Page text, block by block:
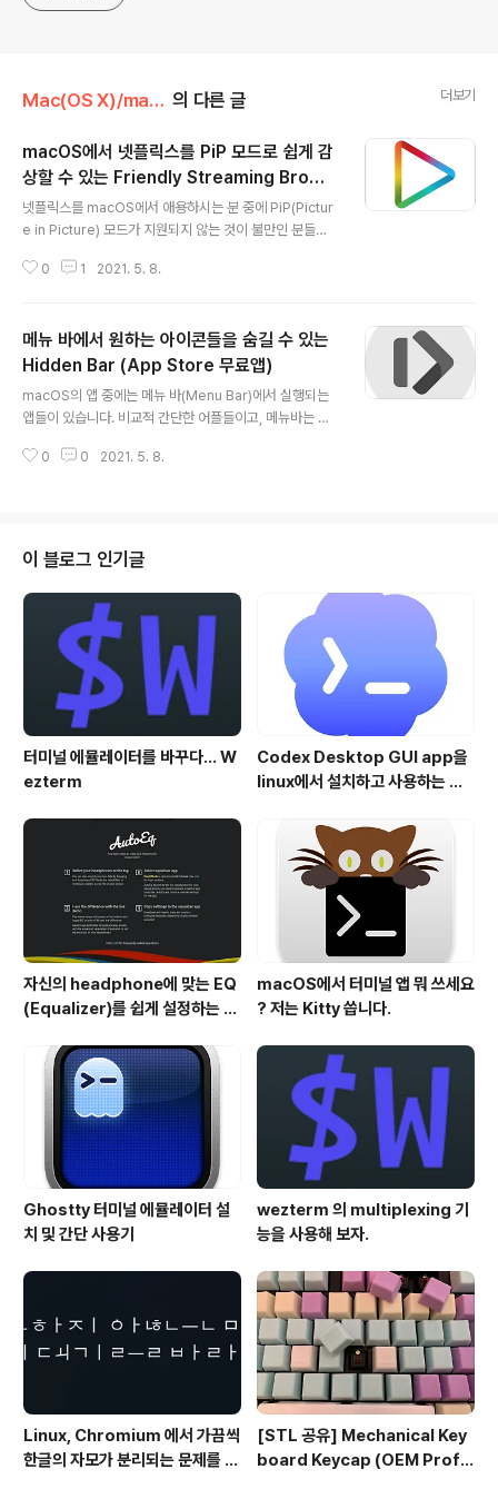
Mac(OS X)/macOS 앱 의 다른 글 더보기
macOS에서 넷플릭스를 PiP 모드로 쉽게 감
상할 수 있는 Friendly Streaming Brows
er (AppStore 무료앱)
넷플릭스를 macOS에서 애용하시는 분 중에 PiP(Pictur
e in Picture) 모드가 지원되지 않는 것이 불만인 분들도
답은 있게 마련이지요. 이번 포스트에서 소개해드리는 Fri
P모드로 즐기실 수 있습니다. 물론 Mac에 저장된 동영상
파일도 PiP 모드로 플레이 할 수 있습니다. 위의 스샷은 yo
utube 서비스 스샷입니다. 넷플릭스등은 컨텐츠 보호를
위해 캡쳐시 영상화면이 캡처되지 않죠.. TT. 위의 창에서
상단 오른쪽 끝에 보시면 PiP 모드 전환 버튼이 있는 것을
확인하실 수 있습니다. 이 버튼을 이용..
0 1 2021. 5. 8.
메뉴 바에서 원하는 아이콘들을 숨길 수 있는
Hidden Bar (App Store 무료앱)
macOS의 앱 중에는 메뉴 바(Menu Bar)에서 실행되는
앱들이 있습니다. 비교적 간단한 어플들이고, 메뉴바는 앱
근성이 좋은 장점이 있지요. 하지만, 메뉴바 인터페이스를
이런 문제를 겪을 확률이 높습니다. 메뉴바의 오른쪽을 기
준으로 순차적으로 배치되게 되는 앱 아이콘들 중에는 필
요에 의해 실행은 되지만, 아주 가끔씩 사용되는 아이콘들
도 많이 있지요.. 이러한 메뉴바 앱 아이콘들은 대부분 자리
만 차지할 뿐, 실제적인 도움이 되지 않습니다. 오늘 소개해
드리는 Hidden Bar라..
0 0 2021. 5. 8.
이 블로그 인기글
터미널 에뮬레이터를 바꾸다... W
ezterm
Codex Desktop GUI app을
linux에서 설치하고 사용하는 방
자신의 headphone에 맞는 EQ
(Equalizer)를 쉽게 설정하는 방
macOS에서 터미널 앱 뭐 쓰세요
? 저는 Kitty 씁니다.
Ghostty 터미널 에뮬레이터 설
치 및 간단 사용기
wezterm 의 multiplexing 기
능을 사용해 보자.
Linux, Chromium 에서 가끔씩
한글의 자모가 분리되는 문제를 해
[STL 공유] Mechanical Key
board Keycap (OEM Profil